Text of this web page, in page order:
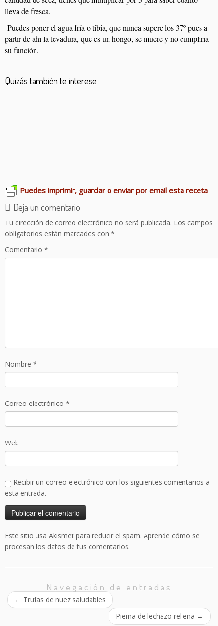
lleva de fresca.
-Puedes poner el agua fría o tibia, que nunca supere los 37º pues a
partir de ahí la levadura, que es un hongo, se muere y no cumpliría
su función.
Quizás también te interese
Puedes imprimir, guardar o enviar por email esta receta
Deja un comentario
Tu dirección de correo electrónico no será publicada. Los campos
obligatorios están marcados con *
Comentario *
Nombre *
Correo electrónico *
Web
Recibir un correo electrónico con los siguientes comentarios a
esta entrada.
Este sitio usa Akismet para reducir el spam. Aprende cómo se
procesan los datos de tus comentarios.
Navegación de entradas
← Trufas de nuez saludables
Pierna de lechazo rellena →